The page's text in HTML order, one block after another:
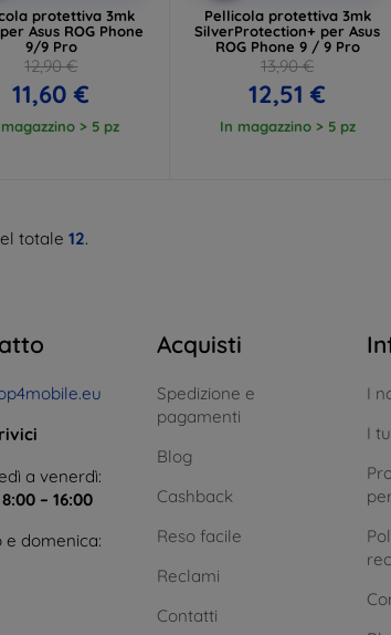
protettiva 3mk
Asus ROG Phone
9/9 Pro
12,90 €
11,60 €
> 5 pz
Pellicola protettiva 3mk
SilverProtection+ per Asus
ROG Phone 9 / 9 Pro
13,90 €
12,51 €
In magazzino > 5 pz
totale 12.
a venerdì:
8:00 – 16:00
e domenica:
Acquisti
Spedizione e
pagamenti
Blog
Cashback
Reso facile
Reclami
Contatti
I
I